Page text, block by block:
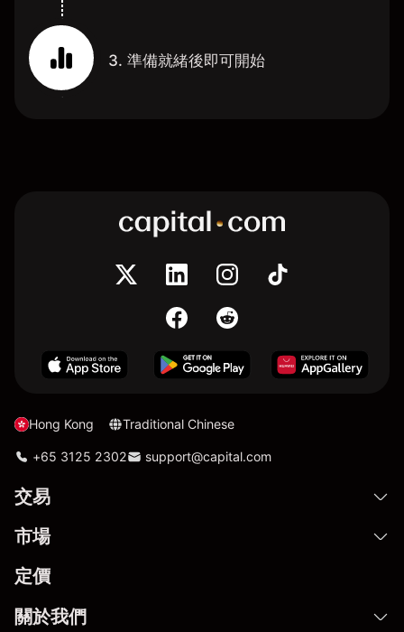
3. 準備就緒後即可開始
Hong Kong Traditional Chinese
+65 3125 2302 support@capital.com
交易
市場
定價
關於我們